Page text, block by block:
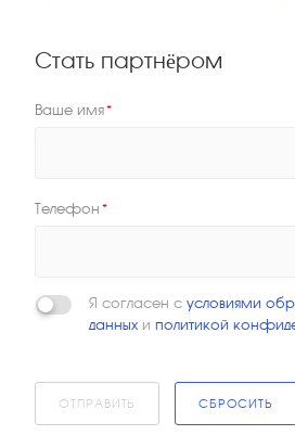
Стать партнёром
Ваше имя*
Телефон *
Я согласен с условиями
данных и политикой
ОТПРАВИТЬ СБРОСИТЬ